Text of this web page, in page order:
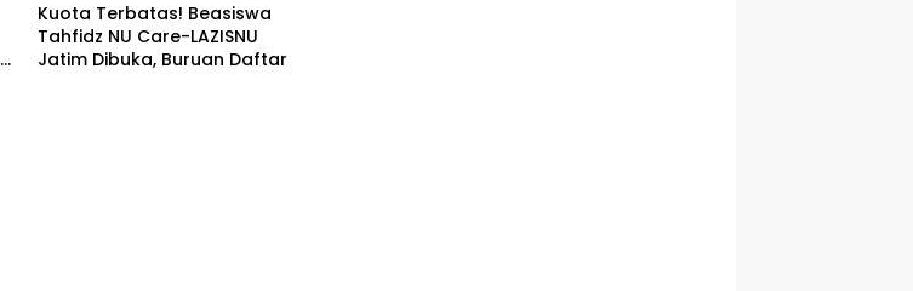
Kuota Terbatas! Beasiswa
Tahfidz NU Care-LAZISNU
Jatim Dibuka, Buruan Daftar